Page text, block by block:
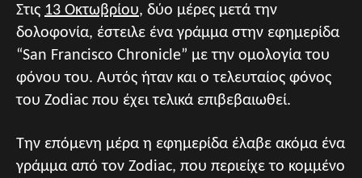
Στις 13 Οκτωβρίου, δύο μέρες μετά την
δολοφονία, έστειλε ένα γράμμα στην εφημερίδα
“San Francisco Chronicle” με την ομολογία του
φόνου του. Αυτός ήταν και ο τελευταίος φόνος
του Zodiac που έχει τελικά επιβεβαιωθεί.
Την επόμενη μέρα η εφημερίδα έλαβε ακόμα ένα
γράμμα από τον Zodiac, που περιείχε το κομμένο